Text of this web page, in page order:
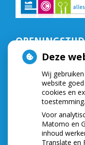
De praktijk is
Maandag,
van
Dinsdag,
van
Woensdag, van
van
Vrijdag,
van
Telefonisch zijn
Deze
Wij
website
cookies en
toestemming.
Voor
Matomo en
inhoud
Translate en